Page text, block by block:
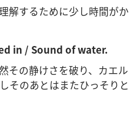
解するために少し時間がか
in / Sound of water.
その静けさを破り、カエル
そのあとはまたひっそりと